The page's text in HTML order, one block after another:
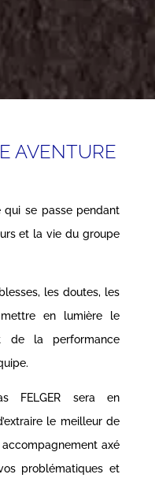
AVENTURE
qui se passe pendant
et la vie du groupe
les doutes, les
en lumière le
de la performance
FELGER sera en
le meilleurde
axé
problématiques et